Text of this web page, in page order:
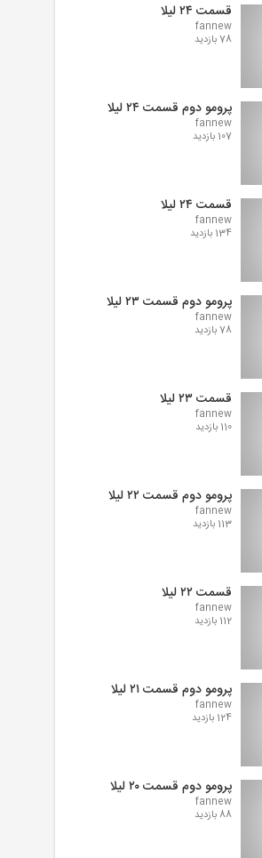
قسمت ۲۴ لیلا
fannew
78 بازدید
پرومو دوم قسمت ۲۴ لیلا
fannew
107 بازدید
قسمت ۲۴ لیلا
fannew
134 بازدید
پرومو دوم قسمت ۲۳ لیلا
fannew
78 بازدید
قسمت ۲۳ لیلا
fannew
110 بازدید
پرومو دوم قسمت ۲۲ لیلا
fannew
113 بازدید
قسمت ۲۲ لیلا
fannew
112 بازدید
پرومو دوم قسمت ۲۱ لیلا
fannew
124 بازدید
پرومو دوم قسمت ۲۰ لیلا
fannew
88 بازدید